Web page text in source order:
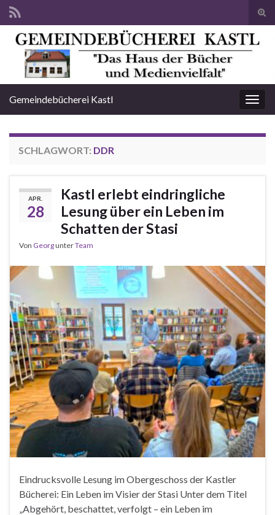
Search for:
Gemeindebücherei Kastl
SCHLAGWORT: DDR
APR.
28
Kastl erlebt eindringliche
Lesung über ein Leben im
Schatten der Stasi
Von GeorgunterTeam
Eindrucksvolle Lesung im Obergeschoss der Kastler
Bücherei: Ein Leben im Visier der Stasi Unter dem Titel
„Abgehört, beschattet, verfolgt – ein Leben im